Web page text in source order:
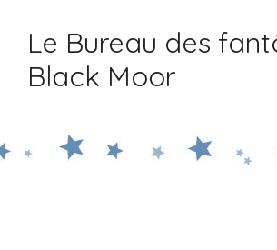
Le Bureau des
Black Moor